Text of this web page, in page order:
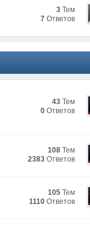
3 Тем
7 Ответов
43 Тем
0 Ответов
108 Тем
2383 Ответов
105 Тем
1110 Ответов